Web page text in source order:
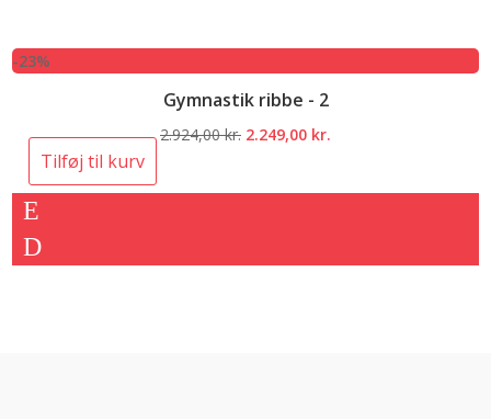
-23%
Gymnastik ribbe - 2
2.924,00kr. Den
2.249,00 kr.
Tilføj til kurv